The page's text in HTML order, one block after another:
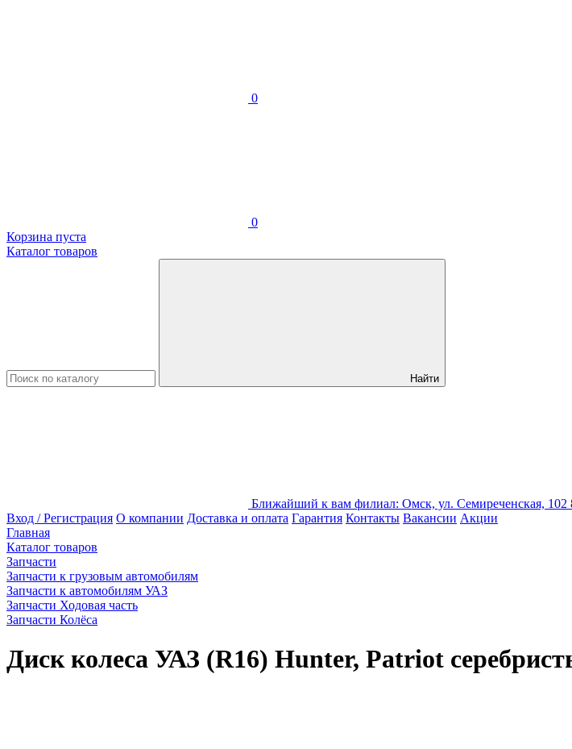
0
0
Корзина пуста
Каталог товаров
Найти
Ближайший к вам филиал: Омск, ул. Семиреченская, 102
Вход / Регистрация О компании Доставка и оплата Гарантия Контакты Вакансии Акции
Главная
Каталог товаров
Запчасти
Запчасти к грузовым автомобилям
Запчасти к автомобилям УАЗ
Запчасти Ходовая часть
Запчасти Колёса
Диск колеса УАЗ (R16) Hunter, Patriot